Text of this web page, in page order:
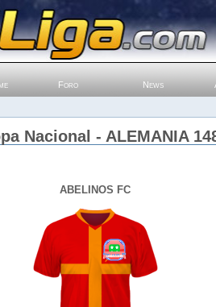
Foro News
Nacional - ALEMANIA
ABELINOS FC